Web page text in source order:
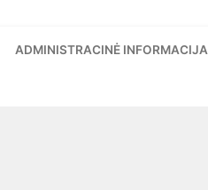
ADMINISTRACINĖ INFORMACIJA